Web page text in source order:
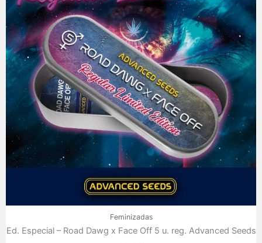
Feminizadas
Ed. Especial – Road Dawg x Face Off 5 u. reg. Advanced Seeds